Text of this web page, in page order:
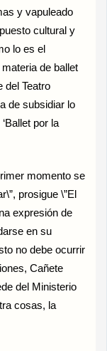
y vapuleado
cultural y
lo es el
de ballet
del Teatro
de subsidiar lo
por la
momento se
prosigue \”El
expresión de
en su
no debe ocurrir
Cañete
del Ministerio
cosas, la